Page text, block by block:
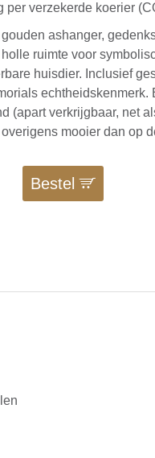
per verzekerde koerier
ashanger,
ruimte voor
huisdier. Inclusief
echtheidskenmerk.
(apart verkrijgbaar, net
mooier dan op
Bestel